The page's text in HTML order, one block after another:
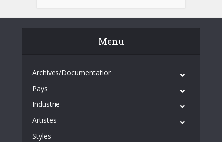
Menu
Archives/Documentation
Pays
Industrie
Artistes
Styles